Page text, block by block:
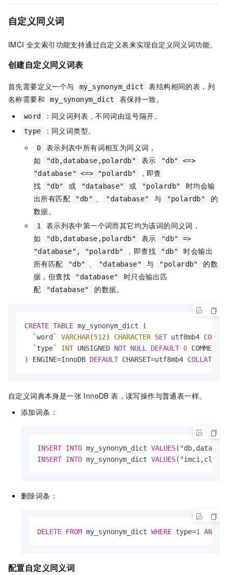
自定义同义词
IMCI 全文索引功能支持通过自定义表来实现自定义同义词功能。
创建自定义同义词表
首先需要定义一个与 my_synonym_dict
表结构相同的表，列
名称需要和
my_synonym_dict 表保持一致。
word ：同义词列表，不同词由逗号隔开。
type ：同义词类型。
0
表示列表中所有词相互为同义词，
如
"db,database,polardb" 表示
"db" <=>
"database" <=> "polardb"
，即查
找
"db" 或 "database" 或 "polardb"
时均会输
出所有匹配
"db" "database" 与 "polardb"
的
数据。
1
表示列表中第一个词而其它均为该词的同义词，
如
"db,database,polardb" 表示
"db" =>
"database", "polardb"
，即查找 "db"
时会输出
所有匹配
"db" "database" 与 "polardb"
的数
据，但查找
"database"
时只会输出匹
配
"database" 的数据。
CREATE TABLE my_synonym_dict (
  `word`
VARCHAR(512) CHARACTER SET utf8mb4
  `type`
INT UNSIGNED NOT NULL DEFAULT 0 COMMENT
) ENGINE=InnoDB DEFAULT CHARSET=utf8mb4 COLLATE
自定义词典本身是一张 InnoDB 表，读写操作与普通表一样。
添加词条：
INSERT INTO my_synonym_dict VALUES
INSERT INTO my_synonym_dict VALUES
删除词条：
DELETE FROM my_synonym_dict WHERE type=1 AND
配置自定义同义词